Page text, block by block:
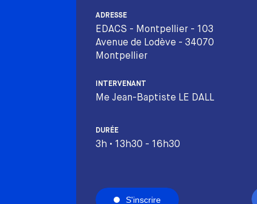
ADRESSE
EDACS - Montpellier - 103
Avenue de Lodève - 34070
Montpellier
INTERVENANT
Me Jean-Baptiste LE DALL
DURÉE
3h • 13h30 - 16h30
S'inscrire